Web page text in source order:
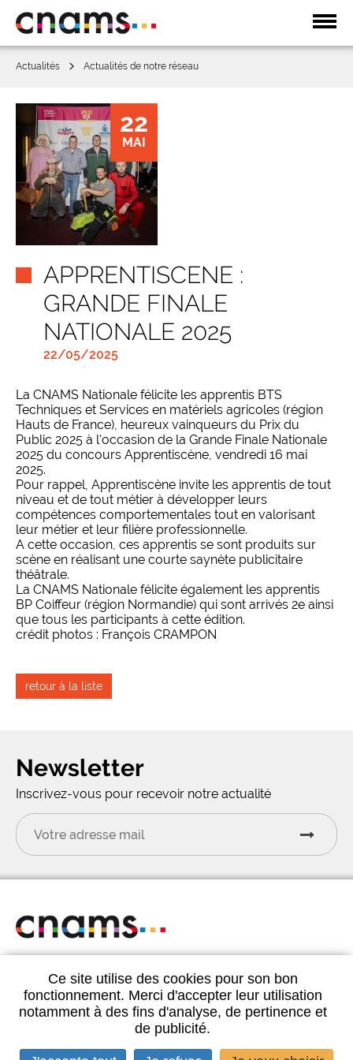
Ce site utilise des cookies pour son bon
fonctionnement. Merci d'accepter leur utilisation
notamment à des fins d'analyse, de pertinence et
de publicité.
Actualités Actualités de notre réseau
22
MAI
APPRENTISCENE :
GRANDE FINALE
NATIONALE 2025
22/05/2025
La CNAMS Nationale félicite les apprentis BTS
Techniques et Services en matériels agricoles (région
Hauts de France), heureux vainqueurs du Prix du
Public 2025 à l'occasion de la Grande Finale Nationale
2025 du concours Apprentiscène, vendredi 16 mai
2025.
Pour rappel, Apprentiscène invite les apprentis de tout
niveau et de tout métier à développer leurs
compétences comportementales tout en valorisant
leur métier et leur filière professionnelle.
A cette occasion, ces apprentis se sont produits sur
scène en réalisant une courte saynète publicitaire
théâtrale.
La CNAMS Nationale félicite également les apprentis
BP Coiffeur (région Normandie) qui sont arrivés 2e ainsi
que tous les participants à cette édition.
crédit photos : François CRAMPON
retour à la liste
Newsletter
Inscrivez-vous pour recevoir notre actualité
01 44 93 20 44